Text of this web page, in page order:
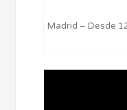
Madrid – Desde